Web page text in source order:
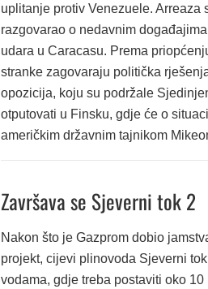
uplitanje protiv Venezuele. Arreaza
razgovarao o nedavnim
udara u Caracasu. Prema
stranke zagovaraju politička
opozicija, koju su podržale
otputovati u Finsku, gdje će o
američkim državnim tajnikom
Završava se Sjeverni tok 2
Nakon što je Gazprom dobio
projekt, cijevi plinovoda Sjeverni
vodama, gdje treba postaviti oko